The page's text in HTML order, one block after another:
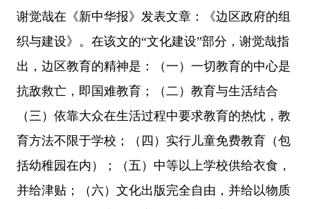
谢觉哉在《新中华报》发表文章：《边区政府的组
织与建设》。在该文的“文化建设”部分，谢觉哉指
出，边区教育的精神是：（一）一切教育的中心是
抗敌救亡，即国难教育；（二）教育与生活结合
（三）依靠大众在生活过程中要求教育的热忱，教
育方法不限于学校；（四）实行儿童免费教育（包
括幼稚园在内）；（五）中等以上学校供给衣食，
并给津贴；（六）文化出版完全自由，并给以物质